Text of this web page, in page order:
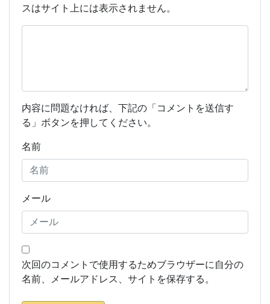
スはサイト上には表示されません。
内容に問題なければ、下記の「コメントを送信す
る」ボタンを押してください。
名前
メール
次回のコメントで使用するためブラウザーに自分の
名前、メールアドレス、サイトを保存する。